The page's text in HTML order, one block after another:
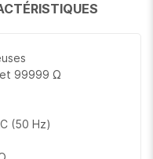
99999 Ω
(50 Hz)